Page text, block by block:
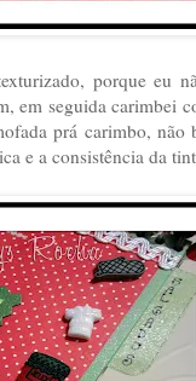
porque eu
em seguida carimbei
prá carimbo,
e a consistência da